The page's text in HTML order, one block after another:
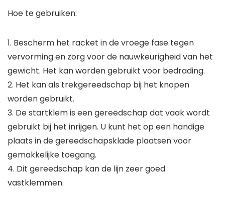
Hoe te gebruiken:
1. Bescherm het racket in de vroege fase tegen
vervorming en zorg voor de nauwkeurigheid van het
gewicht. Het kan worden gebruikt voor bedrading.
2. Het kan als trekgereedschap bij het knopen
worden gebruikt.
3. De startklem is een gereedschap dat vaak wordt
gebruikt bij het inrijgen. U kunt het op een handige
plaats in de gereedschapsklade plaatsen voor
gemakkelijke toegang.
4. Dit gereedschap kan de lijn zeer goed
vastklemmen.